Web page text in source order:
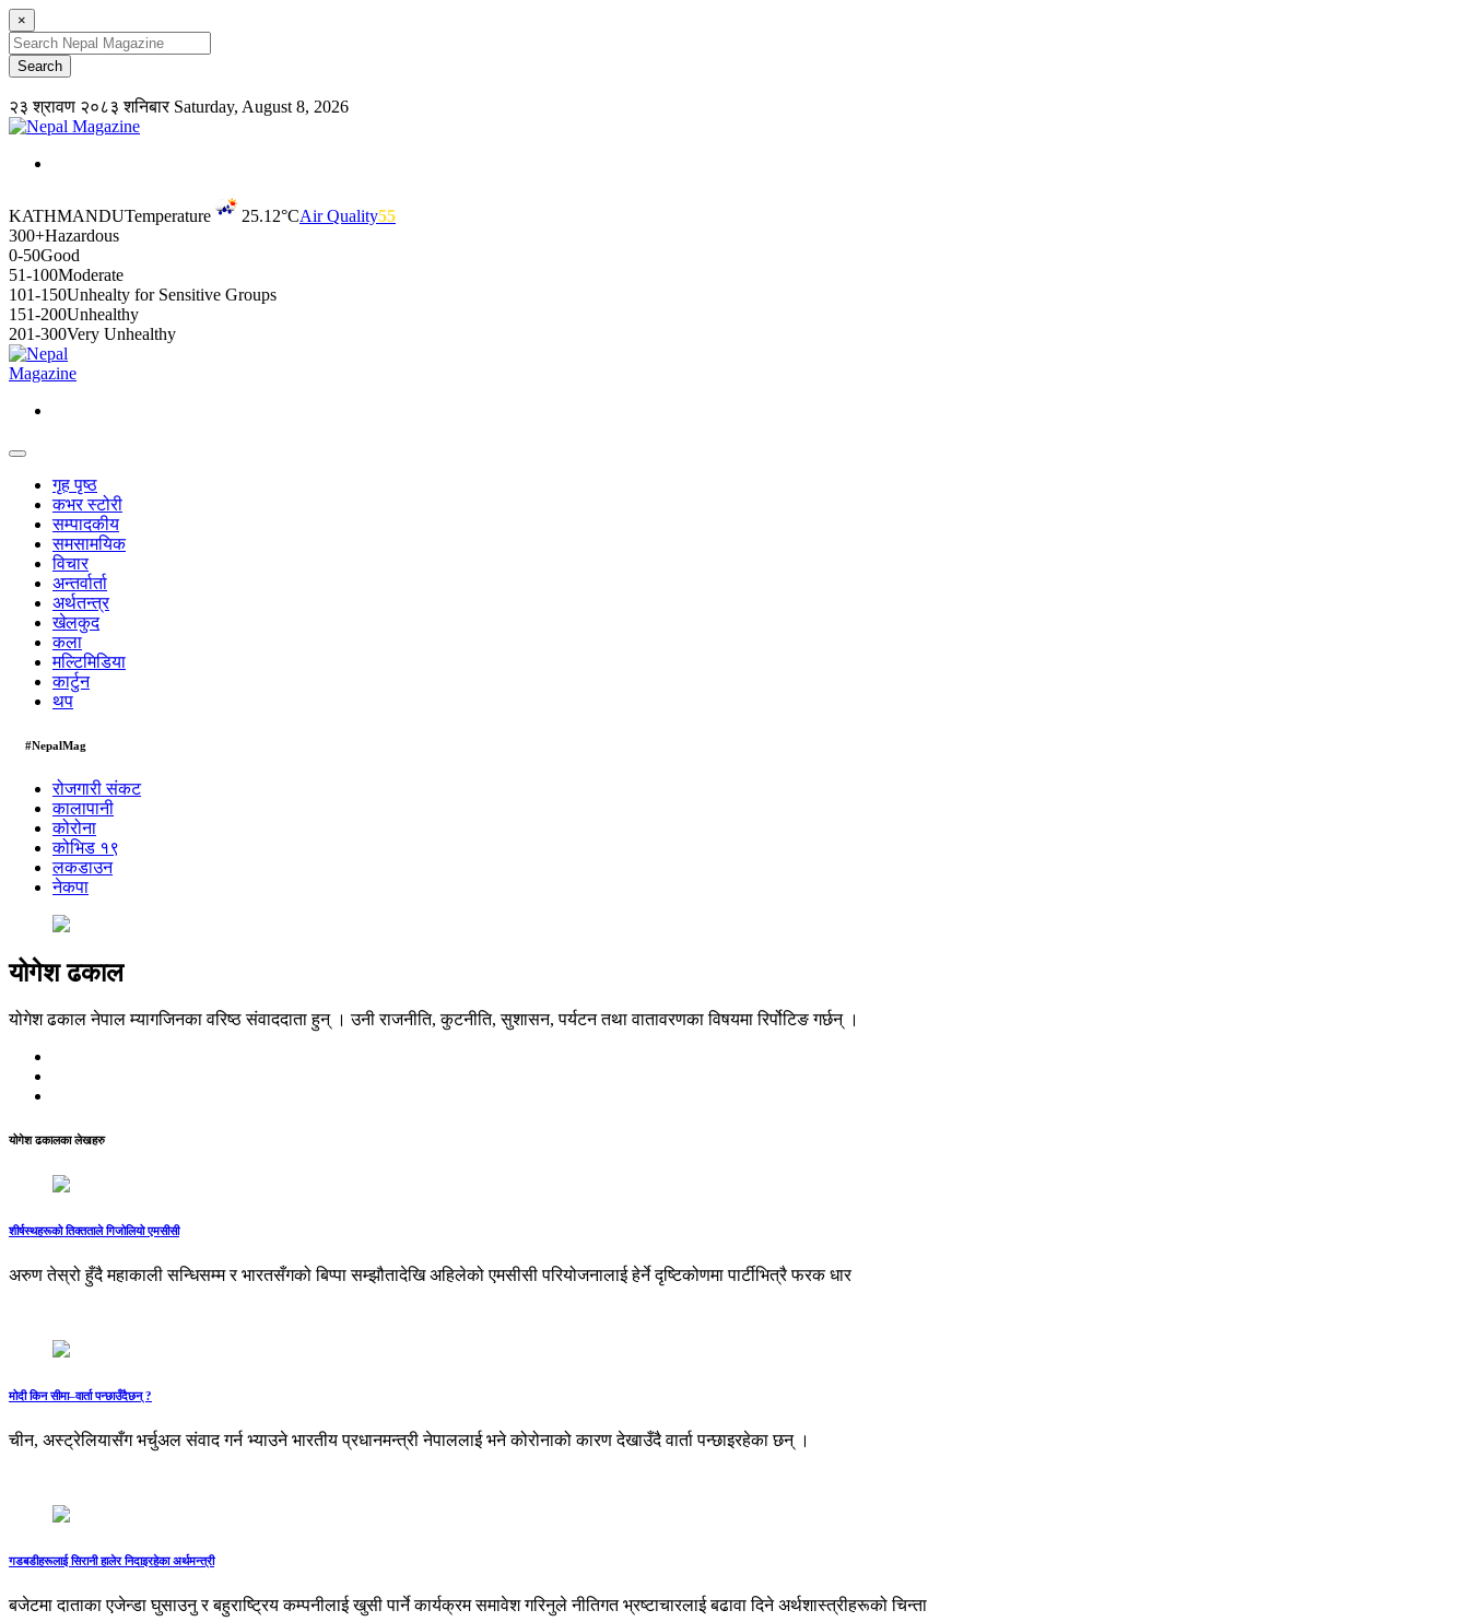
×
२३ श्रावण २०८३ शनिबारSaturday, August 8, 2026
KATHMANDUTemperature 25.12°CAir Quality55
300+Hazardous
0-50Good
51-100Moderate
101-150Unhealty for Sensitive Groups
151-200Unhealthy
201-300Very Unhealthy
गृह पृष्ठ
कभर स्टोरी
सम्पादकीय
समसामयिक
विचार
अन्तर्वार्ता
अर्थतन्त्र
खेलकुद
कला
मल्टिमिडिया
कार्टुन
थप
#NepalMag
रोजगारी संकट
कालापानी
कोरोना
कोभिड १९
लकडाउन
नेकपा
योगेश ढकाल
योगेश ढकाल नेपाल म्यागजिनका वरिष्ठ संवाददाता हुन् । उनी राजनीति, कुटनीति, सुशासन, पर्यटन तथा वातावरणका विषयमा रिर्पोटिङ गर्छन् ।
योगेश ढकालका लेखहरु
शीर्षस्थहरूको तिक्तताले गिजोलियो एमसीसी
अरुण तेस्रो हुँदै महाकाली सन्धिसम्म र भारतसँगको बिप्पा सम्झौतादेखि अहिलेको एमसीसी परियोजनालाई हेर्ने दृष्टिकोणमा पार्टीभित्रै फरक धार
मोदी किन सीमा–वार्ता पन्छाउँदैछन् ?
चीन, अस्ट्रेलियासँग भर्चुअल संवाद गर्न भ्याउने भारतीय प्रधानमन्त्री नेपाललाई भने कोरोनाको कारण देखाउँदै वार्ता पन्छाइरहेका छन् ।
गडबडीहरूलाई सिरानी हालेर निदाइरहेका अर्थमन्त्री
बजेटमा दाताका एजेन्डा घुसाउनु र बहुराष्ट्रिय कम्पनीलाई खुसी पार्ने कार्यक्रम समावेश गरिनुले नीतिगत भ्रष्टाचारलाई बढावा दिने अर्थशास्त्रीहरूको चिन्ता